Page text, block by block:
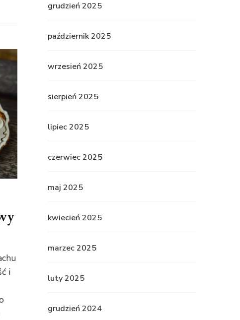
i
grudzień 2025
październik 2025
wrzesień 2025
sierpień 2025
lipiec 2025
czerwiec 2025
maj 2025
kwiecień 2025
marzec 2025
luty 2025
grudzień 2024